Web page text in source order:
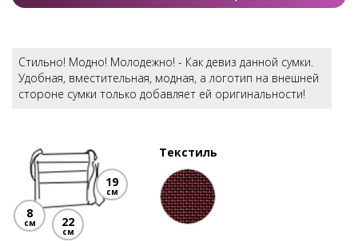
Стильно! Модно! Молодежно! - Как девиз данной сумки.
Удобная, вместительная, модная, а логотип на внешней
стороне сумки только добавляет ей оригинальности!
8
см
19
см
22
см
Текстиль